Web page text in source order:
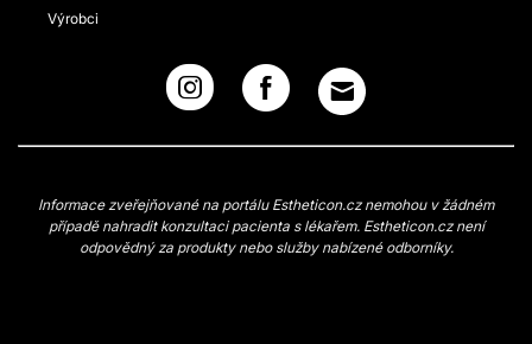
Výrobci
Informace zveřejňované na portálu Estheticon.cz nemohou v žádném
případě nahradit konzultaci pacienta s lékařem. Estheticon.cz není
odpovědný za produkty nebo služby nabízené odborníky.